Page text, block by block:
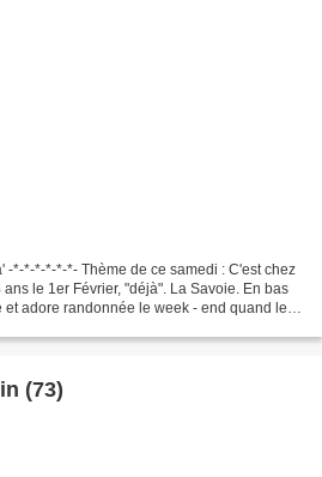
-*-*-*-*-*-*- Thème de ce samedi : C'est chez
le 1er Février, "déjà". La Savoie. En bas
et adore randonnée le week - end quand le
(73)